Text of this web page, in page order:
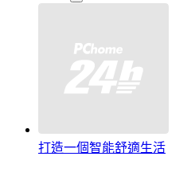
打造一個智能舒適生活